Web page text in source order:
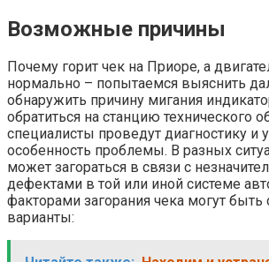
Возможные причины
Почему горит чек на Приоре, а
нормально – попытаемся выяснить
обнаружить причину мигания
обратиться на станцию технического
специалисты проведут диагностику и
особенность проблемы. В разных
может загораться в связи с
дефектами в той или иной системе
факторами загорания чека могут
варианты: